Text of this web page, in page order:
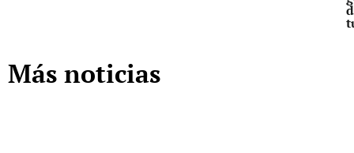
Más noticias